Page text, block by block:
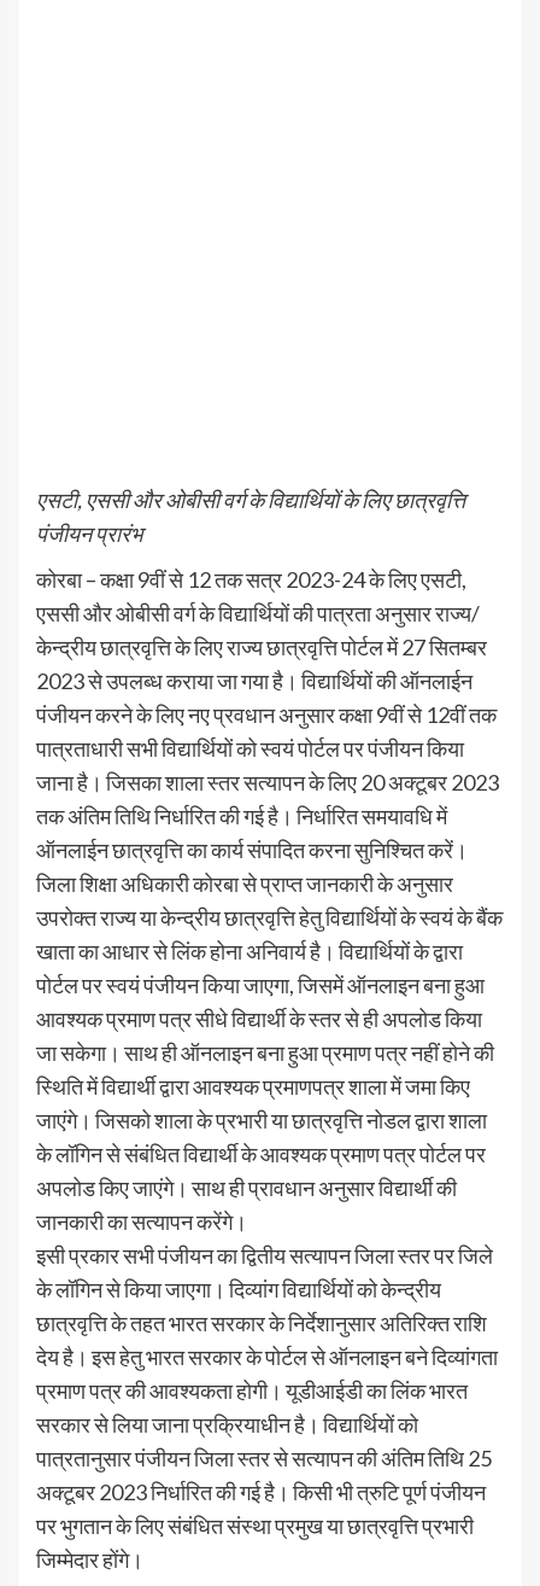
एसटी, एससी और ओबीसी वर्ग के विद्यार्थियों के लिए छात्रवृत्ति
पंजीयन प्रारंभ
कोरबा – कक्षा 9वीं से 12 तक सत्र 2023-24 के लिए एसटी,
एससी और ओबीसी वर्ग के विद्यार्थियों की पात्रता अनुसार राज्य/
केन्द्रीय छात्रवृत्ति के लिए राज्य छात्रवृत्ति पोर्टल में 27 सितम्बर
2023 से उपलब्ध कराया जा गया है। विद्यार्थियों की ऑनलाईन
पंजीयन करने के लिए नए प्रवधान अनुसार कक्षा 9वीं से 12वीं तक
पात्रताधारी सभी विद्यार्थियों को स्वयं पोर्टल पर पंजीयन किया
जाना है। जिसका शाला स्तर सत्यापन के लिए 20 अक्टूबर 2023
तक अंतिम तिथि निर्धारित की गई है। निर्धारित समयावधि में
ऑनलाईन छात्रवृत्ति का कार्य संपादित करना सुनिश्चित करें।
जिला शिक्षा अधिकारी कोरबा से प्राप्त जानकारी के अनुसार
उपरोक्त राज्य या केन्द्रीय छात्रवृत्ति हेतु विद्यार्थियों के स्वयं के बैंक
खाता का आधार से लिंक होना अनिवार्य है। विद्यार्थियों के द्वारा
पोर्टल पर स्वयं पंजीयन किया जाएगा, जिसमें ऑनलाइन बना हुआ
आवश्यक प्रमाण पत्र सीधे विद्यार्थी के स्तर से ही अपलोड किया
जा सकेगा। साथ ही ऑनलाइन बना हुआ प्रमाण पत्र नहीं होने की
स्थिति में विद्यार्थी द्वारा आवश्यक प्रमाणपत्र शाला में जमा किए
जाएंगे। जिसको शाला के प्रभारी या छात्रवृत्ति नोडल द्वारा शाला
के लॉगिन से संबंधित विद्यार्थी के आवश्यक प्रमाण पत्र पोर्टल पर
अपलोड किए जाएंगे। साथ ही प्रावधान अनुसार विद्यार्थी की
जानकारी का सत्यापन करेंगे।
इसी प्रकार सभी पंजीयन का द्वितीय सत्यापन जिला स्तर पर जिले
के लॉगिन से किया जाएगा। दिव्यांग विद्यार्थियों को केन्द्रीय
छात्रवृत्ति के तहत भारत सरकार के निर्देशानुसार अतिरिक्त राशि
देय है। इस हेतु भारत सरकार के पोर्टल से ऑनलाइन बने दिव्यांगता
प्रमाण पत्र की आवश्यकता होगी। यूडीआईडी का लिंक भारत
सरकार से लिया जाना प्रक्रियाधीन है। विद्यार्थियों को
पात्रतानुसार पंजीयन जिला स्तर से सत्यापन की अंतिम तिथि 25
अक्टूबर 2023 निर्धारित की गई है। किसी भी त्रुटि पूर्ण पंजीयन
पर भुगतान के लिए संबंधित संस्था प्रमुख या छात्रवृत्ति प्रभारी
जिम्मेदार होंगे।